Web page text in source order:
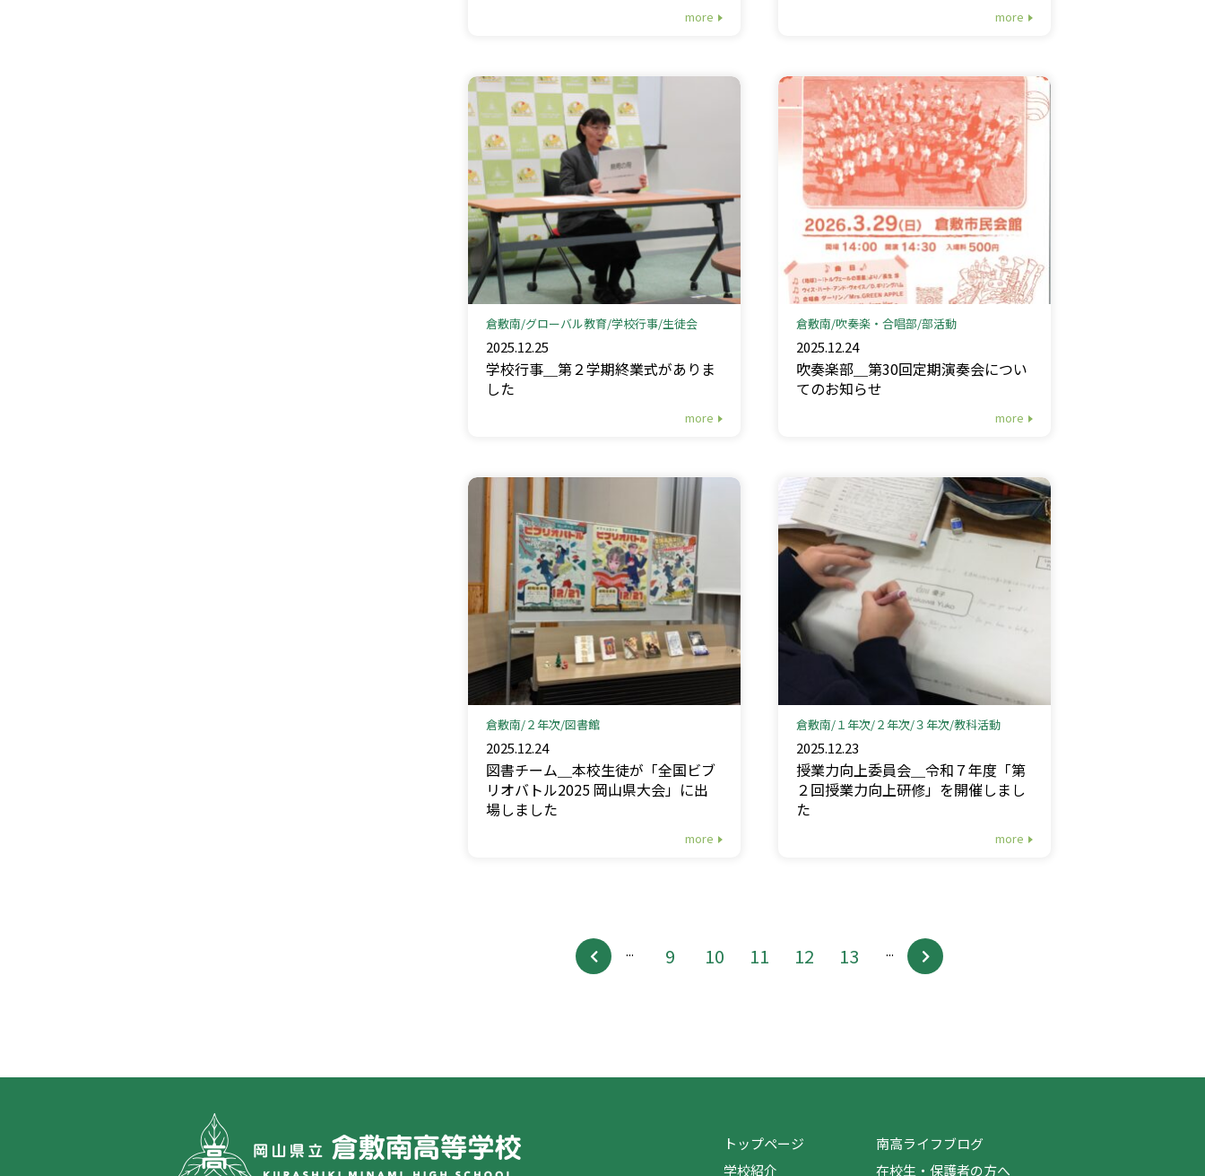
more more
倉敷南 グローバル教育 学校行事 生徒会
2025.12.25
学校行事＿第２学期終業式がありま
した
more
倉敷南 吹奏楽・合唱部 部活動
2025.12.24
吹奏楽部＿第30回定期演奏会につい
てのお知らせ
more
倉敷南 ２年次 図書館
2025.12.24
図書チーム＿本校生徒が「全国ビブ
リオバトル2025 岡山県大会」に出
場しました
more
倉敷南 １年次 ２年次 ３年次 教科活動
2025.12.23
授業力向上委員会＿令和７年度「第
２回授業力向上研修」を開催しまし
た
more
... 9 10 11 12 13 ...
トップページ
学校紹介
南高ライフブログ
在校生・保護者の方へ